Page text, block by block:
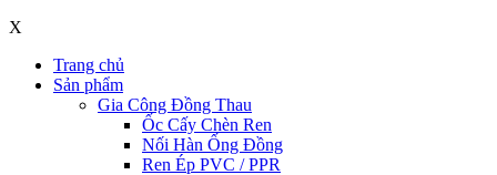
X
Trang chủ
Sản phẩm
Gia Công Đồng Thau
Ốc Cấy Chèn Ren
Nối Hàn Ống Đồng
Ren Ép PVC / PPR